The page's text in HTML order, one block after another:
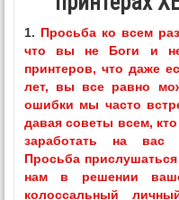
1. Просьба ко всем
что вы не Боги и не
принтеров, что даже
лет, вы все равно
ошибки мы часто
давая советы всем,
заработать на вас
Просьба
нам в решении
колоссальный